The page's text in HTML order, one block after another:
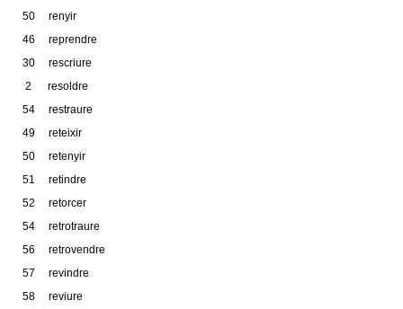
50 renyir
46 reprendre
30 rescriure
2 resoldre
54 restraure
49 reteixir
50 retenyir
51 retindre
52 retorcer
54 retrotraure
56 retrovendre
57 revindre
58 reviure